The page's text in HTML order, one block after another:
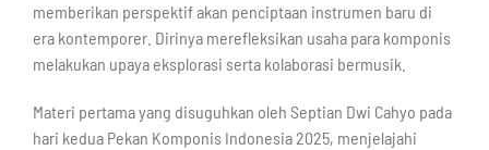
memberikan perspektif akan penciptaan instrumen baru di
era kontemporer. Dirinya merefleksikan usaha para komponis
melakukan upaya eksplorasi serta kolaborasi bermusik.
Materi pertama yang disuguhkan oleh Septian Dwi Cahyo pada
hari kedua Pekan Komponis Indonesia 2025, menjelajahi